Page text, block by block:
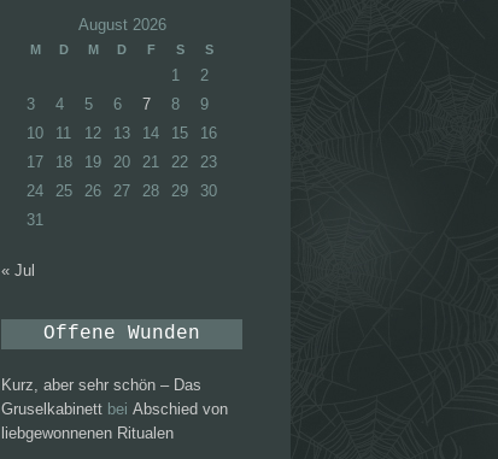
August 2026
M D M D F S S
1
2
3
4 5 6 7 8
9
10
11 12 13 14 15
16
17
18 19 20 21 22
23
24
25 26 27 28 29
30
31
« Jul
Offene Wunden
Kurz, aber sehr schön – Das
Gruselkabinett bei Abschied von
liebgewonnenen Ritualen